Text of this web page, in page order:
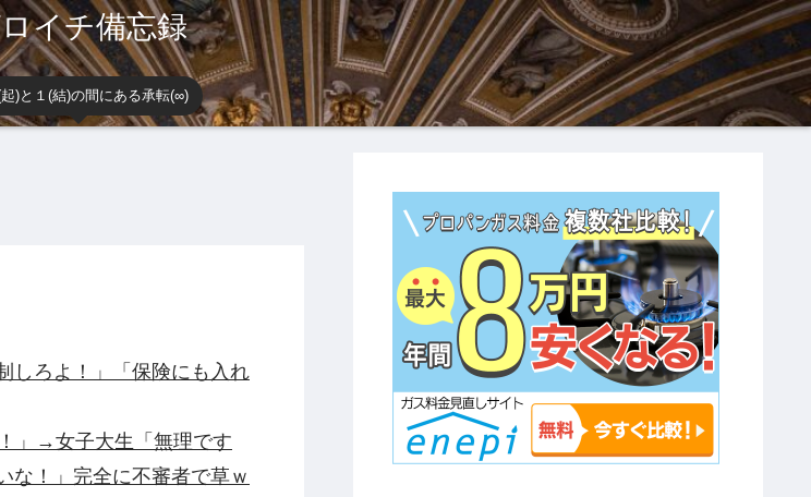
イチ備忘録
)と１(結)の間にある承転(∞)
しろよ！」「保険にも入れ
」→女子大生「無理です
な！」完全に不審者で草ｗ